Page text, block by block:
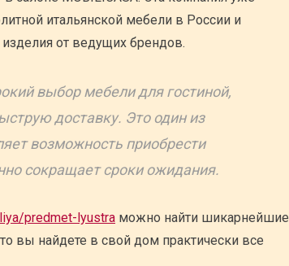
итальянской мебели в России и
от ведущих брендов.
выбор мебели для гостиной,
доставку. Это один из
возможность приобрести
сокращает сроки ожидания.
predmet-lyustra можно найти шикарнейшие
вы найдете в свой дом практически все